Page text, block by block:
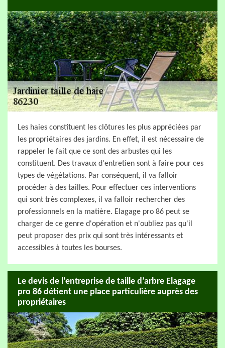
Les haies constituent les clôtures les plus appréciées par
les propriétaires des jardins. En effet, il est nécessaire de
rappeler le fait que ce sont des arbustes qui les
constituent. Des travaux d'entretien sont à faire pour ces
types de végétations. Par conséquent, il va falloir
procéder à des tailles. Pour effectuer ces interventions
qui sont très complexes, il va falloir rechercher des
professionnels en la matière. Elagage pro 86 peut se
charger de ce genre d'opération et n'oubliez pas qu'il
peut proposer des prix qui sont très intéressants et
accessibles à toutes les bourses.
Le devis de l’entreprise de taille d’arbre Elagage
pro 86 détient une place particulière auprès des
propriétaires